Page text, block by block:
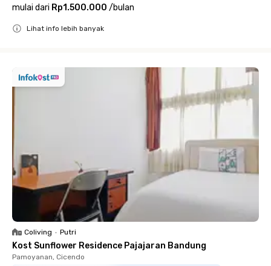
mulai dari Rp1.500.000 /bulan
Lihat info lebih banyak
Coliving • Putri
Kost Sunflower Residence Pajajaran Bandung
Pamoyanan, Cicendo